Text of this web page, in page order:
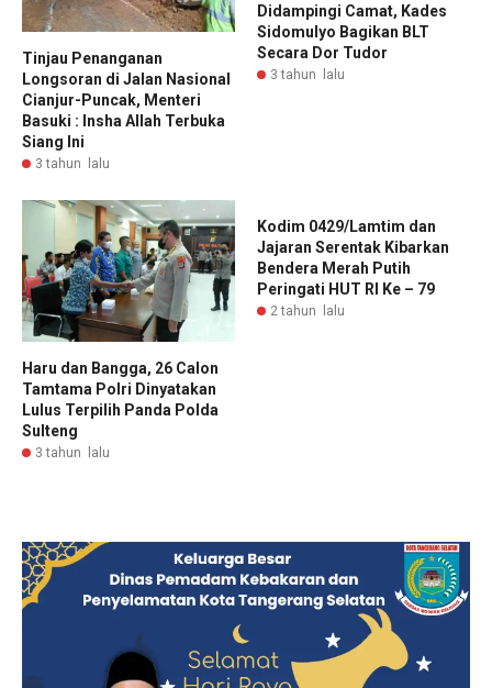
Tinjau Penanganan
Longsoran di Jalan Nasional
Cianjur-Puncak, Menteri
Basuki : Insha Allah Terbuka
Siang Ini
3 tahun lalu
Didampingi Camat, Kades
Sidomulyo Bagikan BLT
Secara Dor Tudor
3 tahun lalu
Haru dan Bangga, 26 Calon
Tamtama Polri Dinyatakan
Lulus Terpilih Panda Polda
Sulteng
3 tahun lalu
Kodim 0429/Lamtim dan
Jajaran Serentak Kibarkan
Bendera Merah Putih
Peringati HUT RI Ke – 79
2 tahun lalu